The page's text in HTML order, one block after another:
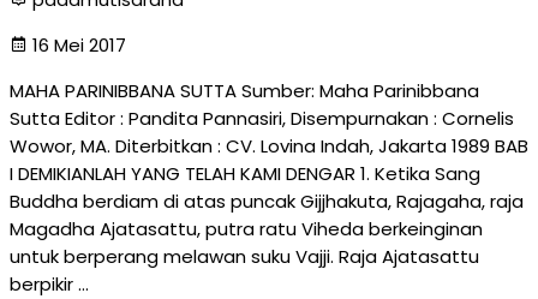
16 Mei 2017
MAHA PARINIBBANA SUTTA Sumber: Maha Parinibbana
Sutta Editor : Pandita Pannasiri, Disempurnakan : Cornelis
Wowor, MA. Diterbitkan : CV. Lovina Indah, Jakarta 1989 BAB
I DEMIKIANLAH YANG TELAH KAMI DENGAR 1. Ketika Sang
Buddha berdiam di atas puncak Gijjhakuta, Rajagaha, raja
Magadha Ajatasattu, putra ratu Viheda berkeinginan
untuk berperang melawan suku Vajji. Raja Ajatasattu
berpikir …